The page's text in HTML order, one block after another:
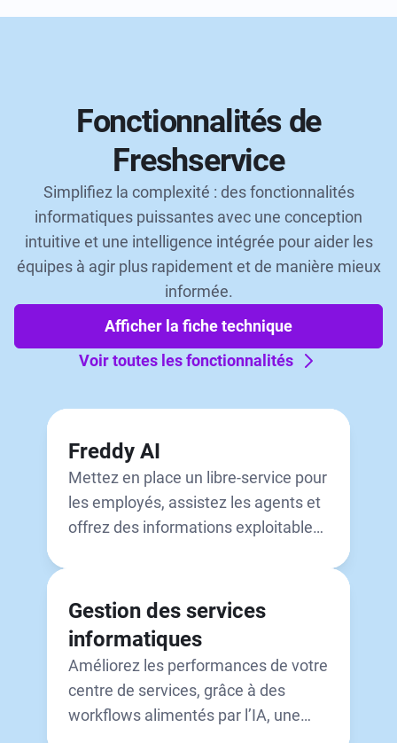
Fonctionnalités de
Freshservice
Simplifiez la complexité : des fonctionnalités
informatiques puissantes avec une conception
intuitive et une intelligence intégrée pour aider les
équipes à agir plus rapidement et de manière mieux
informée.
Afficher la fiche technique
Voir toutes les fonctionnalités
Freddy AI
Mettez en place un libre-service pour
les employés, assistez les agents et
offrez des informations exploitables
Gestion des services
informatiques
Améliorez les performances de votre
centre de services, grâce à des
workflows alimentés par l’IA, une